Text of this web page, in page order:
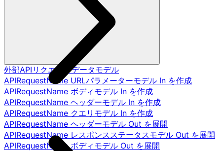
外部APIリクエストデータモデル
APIRequestName URLパラメーターモデル In を作成
APIRequestName ボディモデル In を作成
APIRequestName ヘッダーモデル In を作成
APIRequestName クエリモデル In を作成
APIRequestName ヘッダーモデル Out を展開
APIRequestName レスポンスステータスモデル Out を展開
APIRequestName ボディモデル Out を展開